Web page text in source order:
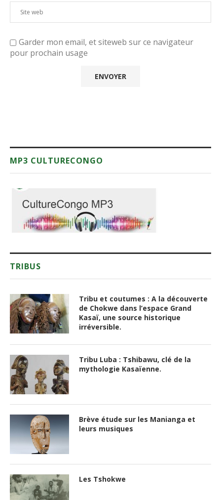
Garder mon email, et siteweb sur ce navigateur
pour prochain usage
MP3 CULTURECONGO
TRIBUS
Tribu et coutumes : A la découverte
de Chokwe dans l’espace Grand
Kasaï, une source historique
irréversible.
Tribu Luba : Tshibawu, clé de la
mythologie Kasaïenne.
Brève étude sur les Manianga et
leurs musiques
Les Tshokwe